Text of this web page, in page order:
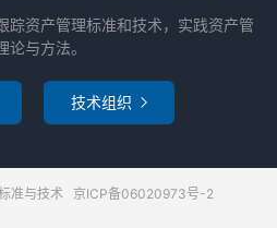
踪资产管理标准和技术，实践资产管
论与方法。
技术组织 
准与技术 京ICP备06020973号-2